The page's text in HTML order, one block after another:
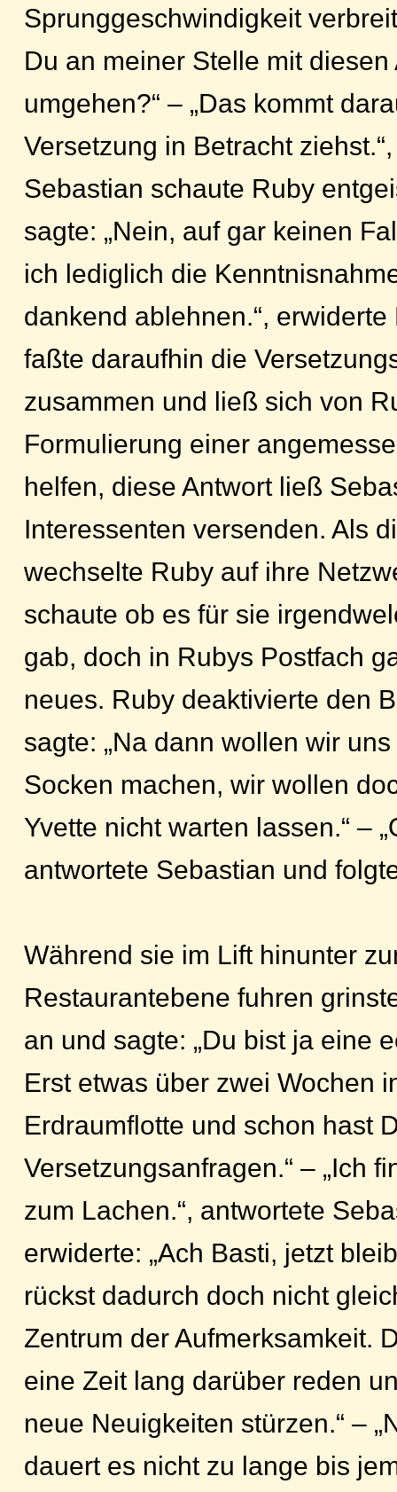
Sprunggeschwindigkeit
Du an meiner Stelle mit diesen
umgehen?“ – „Das kommt
Versetzung in Betracht
Sebastian schaute Ruby
sagte: „Nein, auf gar keinen
ich lediglich die
dankend ablehnen.“,
faßte daraufhin die
zusammen und ließ sich von
Formulierung einer
helfen, diese Antwort ließ
Interessenten versenden. Als
wechselte Ruby auf ihre
schaute ob es für sie
gab, doch in Rubys Postfach
neues. Ruby deaktivierte den
sagte: „Na dann wollen wir
Socken machen, wir wollen
Yvette nicht warten lassen.“ –
antwortete Sebastian und
Während sie im Lift hinunter
Restaurantebene fuhren
an und sagte: „Du bist ja eine
Erst etwas über zwei Wochen
Erdraumflotte und schon hast
Versetzungsanfragen.“ – „Ich
zum Lachen.“, antwortete
erwiderte: „Ach Basti, jetzt
rückst dadurch doch nicht
Zentrum der Aufmerksamkeit.
eine Zeit lang darüber reden
neue Neuigkeiten stürzen.“ –
dauert es nicht zu lange bis